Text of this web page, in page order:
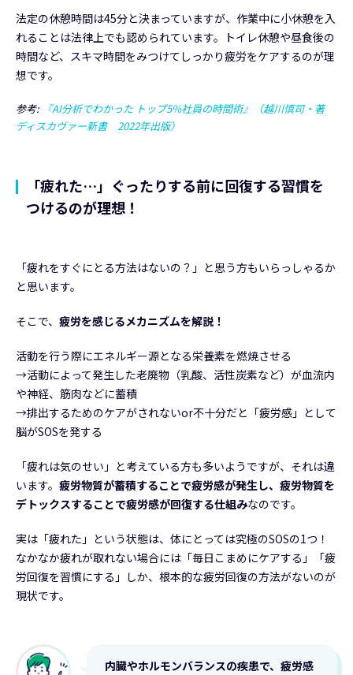
法定の休憩時間は45分と決まっていますが、作業中に小休憩を入
れることは法律上でも認められています。トイレ休憩や昼食後の
時間など、スキマ時間をみつけてしっかり疲労をケアするのが理
想です。
参考: 『AI分析でわかった トップ5%社員の時間術』（越川慎司・著
ディスカヴァー新書 2022年出版）
「疲れた…」ぐったりする前に回復する習慣を
つけるのが理想！
「疲れをすぐにとる方法はないの？」と思う方もいらっしゃるか
と思います。
そこで、 疲労を感じるメカニズムを解説！
活動を行う際にエネルギー源となる栄養素を燃焼させる
→活動によって発生した老廃物（乳酸、活性炭素など）が血流内
や神経、筋肉などに蓄積
→排出するためのケアがされないor不十分だと「疲労感」として
脳がSOSを発する
「疲れは気のせい」と考えている方も多いようですが、それは違
います。 疲労物質が蓄積することで疲労感が発生し、疲労物質を
デトックスすることで疲労感が回復する仕組みなのです。
実は「疲れた」という状態は、体にとっては究極のSOSの1つ！
なかなか疲れが取れない場合には「毎日こまめにケアする」「疲
労回復を習慣にする」しか、根本的な疲労回復の方法がないのが
現状です。
内臓やホルモンバランスの疾患で、疲労感